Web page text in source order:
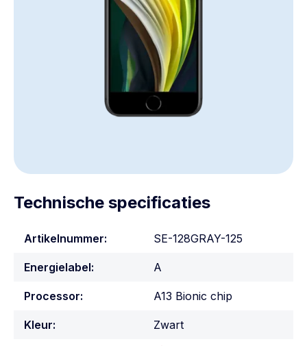
Technische specificaties
Artikelnummer: SE-128GRAY-125
Energielabel: A
Processor: A13 Bionic chip
Kleur: Zwart